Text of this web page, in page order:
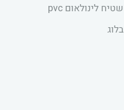
שטיח לינולאום pvc
בלוג